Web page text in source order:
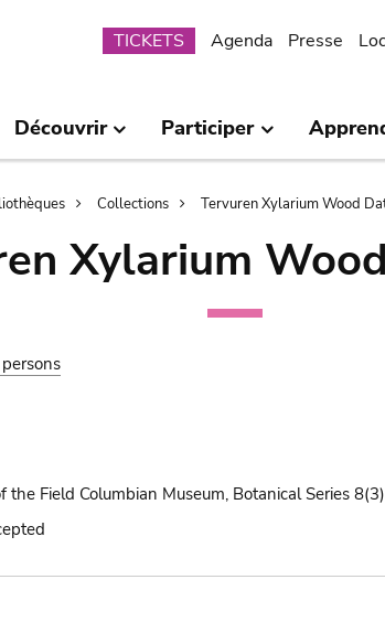
Submenu
TICKETS Agenda Presse
Découvrir Participer
Collections Tervuren Xylarium Wood
Xylarium
the Field Columbian Museum, Botanical Series